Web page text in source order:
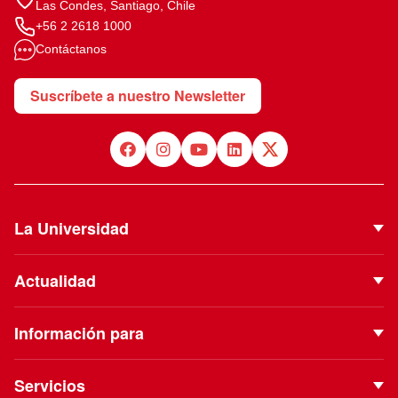
Las Condes, Santiago, Chile
+56 2 2618 1000
Contáctanos
Suscríbete a nuestro Newsletter
La Universidad
Proyecto Institucional
Vinculación con el Medio
ESE Business School
Actualidad
Podcast
Información para
Servicios